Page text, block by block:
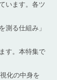
います。各ツ
測る仕組み」
す。本特集で
化の中身を